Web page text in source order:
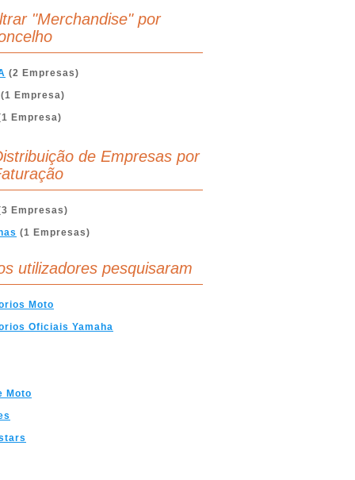
"Merchandise" por
(2 Empresas)
Empresa)
Empresa)
de Empresas por
Empresas)
(1 Empresas)
utilizadores pesquisaram
Moto
Oficiais Yamaha
Moto